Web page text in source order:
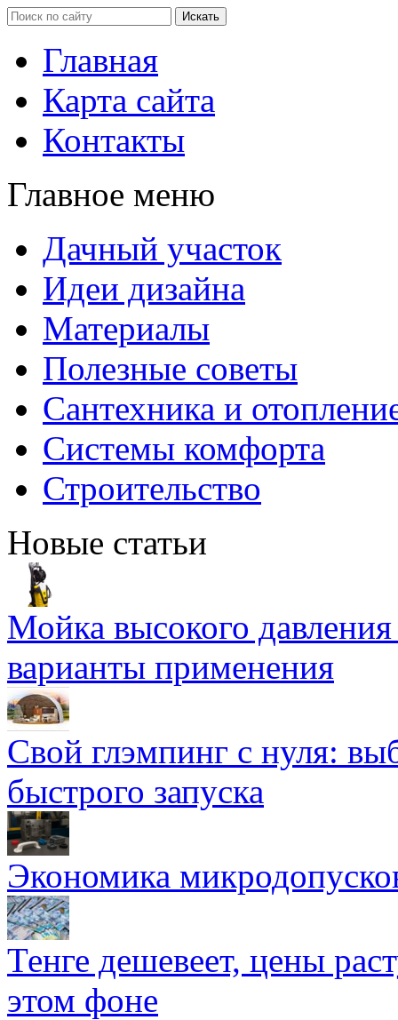
Главная
Карта сайта
Контакты
Главное меню
Дачный участок
Идеи дизайна
Материалы
Полезные советы
Сантехника и
Системы комфорта
Строительство
Новые статьи
Мойка высокого
варианты применения
Свой глэмпинг с нуля:
быстрого запуска
Экономика
Тенге дешевеет, цены
этом фоне